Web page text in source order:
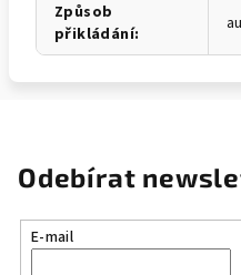
Způsob
přikládání:
Odebírat
E-mail